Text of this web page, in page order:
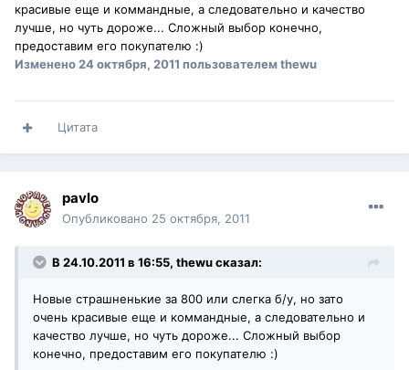
красивые еще и коммандные, а следовательно и качество
лучше, но чуть дороже... Сложный выбор конечно,
предоставим его покупателю :)
Изменено24 октября, 2011 пользователем thewu
Цитата
pavlo
Опубликовано 25 октября, 2011
В 24.10.2011 в 16:55, thewu сказал:
Новые страшненькие за 800 или слегка б/у, но зато
очень красивые еще и коммандные, а следовательно и
качество лучше, но чуть дороже... Сложный выбор
конечно, предоставим его покупателю :)